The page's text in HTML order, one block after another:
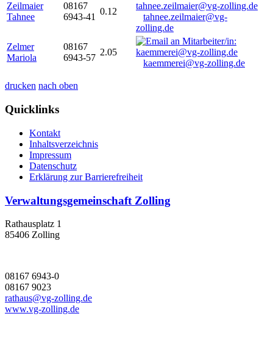
Zeilmaier
Tahnee
08167
6943-41
0.12
tahnee.zeilmaier@vg-
zolling.de
Zelmer
Mariola
08167
6943-57
2.05
kaemmerei@vg-zolling.de
drucken nach oben
Quicklinks
Kontakt
Inhaltsverzeichnis
Impressum
Datenschutz
Erklärung zur Barrierefreiheit
Verwaltungsgemeinschaft Zolling
Rathausplatz 1
85406 Zolling
08167 6943-0
08167 9023
rathaus@vg-zolling.de
www.vg-zolling.de